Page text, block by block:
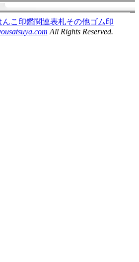
んこ 印鑑関連表札その他ゴム印
All Rights Reserved.